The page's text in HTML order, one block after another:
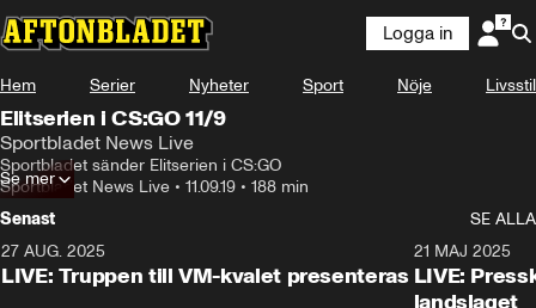
Logga in
Hem Serier Nyheter Sport Nöje Livsstil
Elitserien i CS:GO 11/9
Sportbladet News Live
Sportbladet sänder Elitserien i CS:GO
Sportbladet News Live • 11.09.19 • 188 min
Se mer
Senast
SE ALLA
27 AUG. 2025
LIVE: Truppen till VM-kvalet presenteras
21 MAJ 2025
LIVE:
landslaget